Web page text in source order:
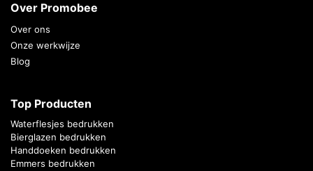
Over Promobee
Over ons
Onze werkwijze
Blog
Top Producten
Waterflesjes bedrukken
Bierglazen bedrukken
Handdoeken bedrukken
Emmers bedrukken